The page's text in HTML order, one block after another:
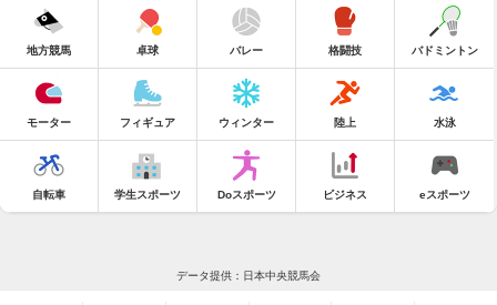
地方競馬 卓球 バレー 格闘技 バドミントン
モーター フィギュア ウィンター 陸上 水泳
自転車 学生スポーツ Doスポーツ ビジネス eスポーツ
データ提供：日本中央競馬会